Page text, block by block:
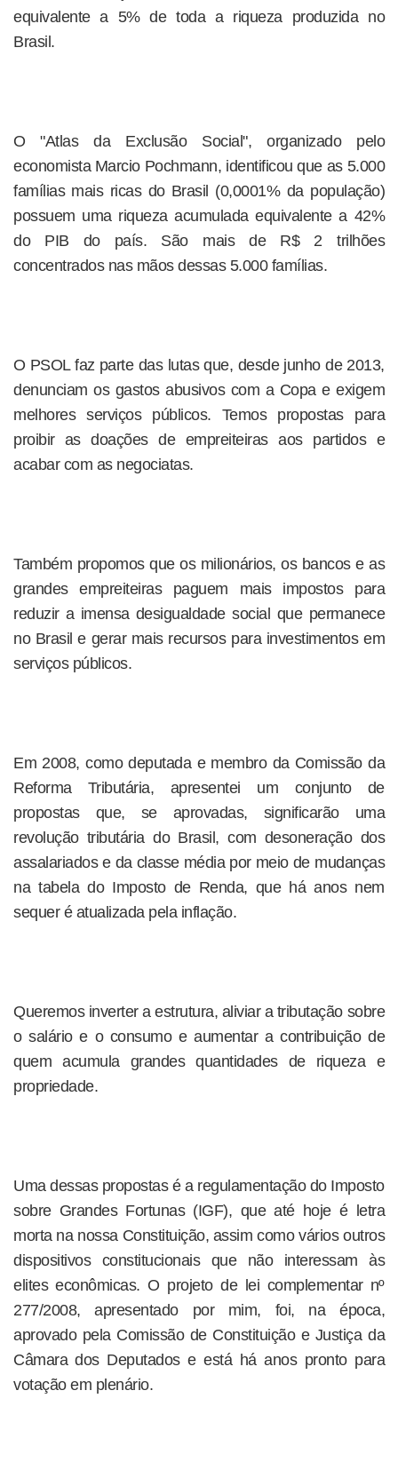
equivalente a 5% de toda a riqueza produzida no
Brasil.
O "Atlas da Exclusão Social", organizado pelo
economista Marcio Pochmann, identificou que as 5.000
famílias mais ricas do Brasil (0,0001% da população)
possuem uma riqueza acumulada equivalente a 42%
do PIB do país. São mais de R$ 2 trilhões
concentrados nas mãos dessas 5.000 famílias.
O PSOL faz parte das lutas que, desde junho de 2013,
denunciam os gastos abusivos com a Copa e exigem
melhores serviços públicos. Temos propostas para
proibir as doações de empreiteiras aos partidos e
acabar com as negociatas.
Também propomos que os milionários, os bancos e as
grandes empreiteiras paguem mais impostos para
reduzir a imensa desigualdade social que permanece
no Brasil e gerar mais recursos para investimentos em
serviços públicos.
Em 2008, como deputada e membro da Comissão da
Reforma Tributária, apresentei um conjunto de
propostas que, se aprovadas, significarão uma
revolução tributária do Brasil, com desoneração dos
assalariados e da classe média por meio de mudanças
na tabela do Imposto de Renda, que há anos nem
sequer é atualizada pela inflação.
Queremos inverter a estrutura, aliviar a tributação sobre
o salário e o consumo e aumentar a contribuição de
quem acumula grandes quantidades de riqueza e
propriedade.
Uma dessas propostas é a regulamentação do Imposto
sobre Grandes Fortunas (IGF), que até hoje é letra
morta na nossa Constituição, assim como vários outros
dispositivos constitucionais que não interessam às
elites econômicas. O projeto de lei complementar nº
277/2008, apresentado por mim, foi, na época,
aprovado pela Comissão de Constituição e Justiça da
Câmara dos Deputados e está há anos pronto para
votação em plenário.